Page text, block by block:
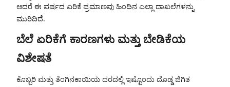
ಆದರೆ ಈ ವರ್ಷದ ಏರಿಕೆ ಪ್ರಮಾಣವು ಹಿಂದಿನ ಎಲ್ಲಾ ದಾಖಲೆಗಳನ್ನು
ಮುರಿದಿದೆ.
ಬೆಲೆ ಏರಿಕೆಗೆ ಕಾರಣಗಳು ಮತ್ತು ಬೇಡಿಕೆಯ
ವಿಶೇಷತೆ
ಕೊಬ್ಬರಿ ಮತ್ತು ತೆಂಗಿನಕಾಯಿಯ ದರದಲ್ಲಿ ಇಷ್ಟೊಂದು ದೊಡ್ಡ ಜಿಗಿತ